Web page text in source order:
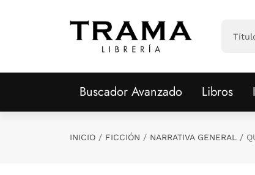
Buscador Avanzado Libros
INICIO FICCIÓN NARRATIVA GENERAL